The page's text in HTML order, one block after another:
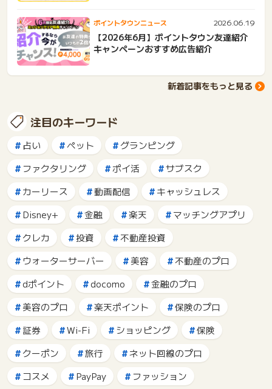
ポイントタウンニュース 2026.06.19
【2026年6月】ポイントタウン友達紹介
キャンペーンおすすめ広告紹介
新着記事をもっと見る
注目のキーワード
占い ペット
グランピング
ファクタリング
ポイ活
サブスク
カーリース
動画配信
キャッシュレス
Disney+
金融 楽天
マッチングアプリ
クレカ
投資
不動産投資
ウォーターサーバー
美容
不動産のプロ
dポイント
docomo
金融のプロ
美容のプロ
楽天ポイント
保険のプロ
証券
Wi-Fi ショッピング
保険
クーポン
旅行
ネット回線のプロ
コスメ
PayPay
ファッション